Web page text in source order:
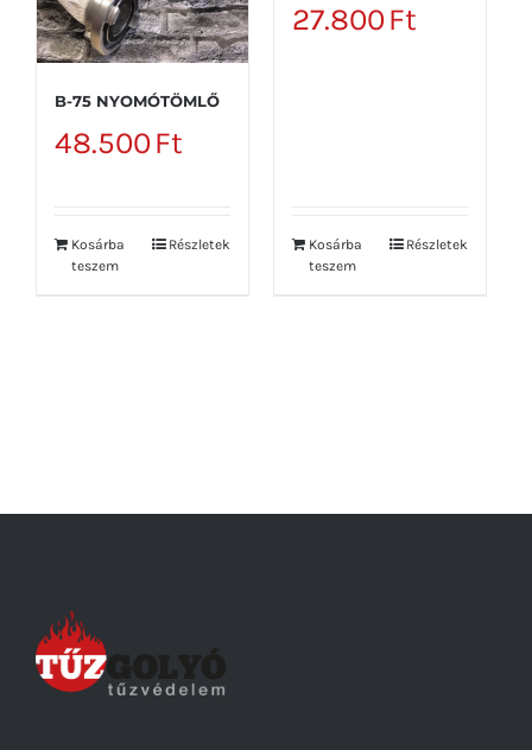
B-75 NYOMÓTÖMLŐ
48.500Ft
Kosárba
teszem
Részletek
27.800Ft
Kosárba
teszem
Részletek